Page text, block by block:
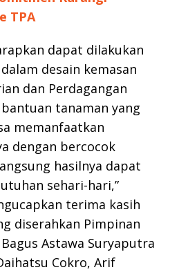
TPA
dapat dilakukan
desain kemasan
dan Perdagangan
tanaman yang
memanfaatkan
dengan bercocok
hasilnya dapat
sehari-hari,”
terima kasih
diserahkan Pimpinan
Astawa Suryaputra
Cokro, Arif